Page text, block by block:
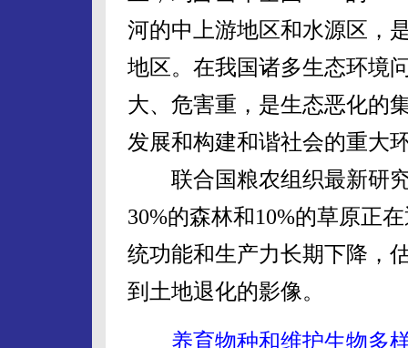
河的中上游地区和水源区，
地区。在我国诸多生态环境
大、危害重，是生态恶化的
发展和构建和谐社会的重大
联合国粮农组织最新研究
30%的森林和10%的草原正
统功能和生产力长期下降，
到土地退化的影像。
养育物种和维护生物多